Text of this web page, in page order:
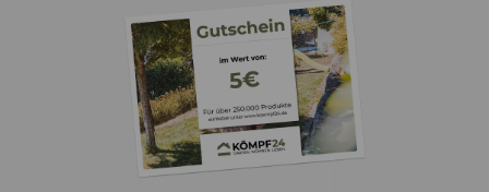
Pfosten SELECT + Befestigungszubehör
Elementhalter Edelstahl
Weiteres Zubehör:
Kombinierbar mit Gittern der Serie XL